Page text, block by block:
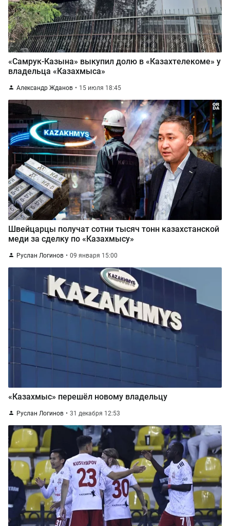
«Самрук-Казына» выкупил долю в «Казахтелекоме» у
владельца «Казахмыса»
Александр Жданов 15 июля 18:45
Швейцарцы получат сотни тысяч тонн казахстанской
меди за сделку по «Казахмыcу»
Руслан Логинов 09 января 15:00
«Казахмыс» перешёл новому владельцу
Руслан Логинов 31 декабря 12:53